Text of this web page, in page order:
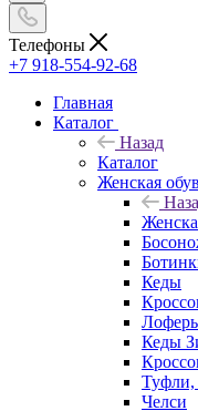
Телефоны
+7 918-554-92-68
Главная
Каталог
Назад
Каталог
Женская
Кеды
Кеды
Туфли,
Челси